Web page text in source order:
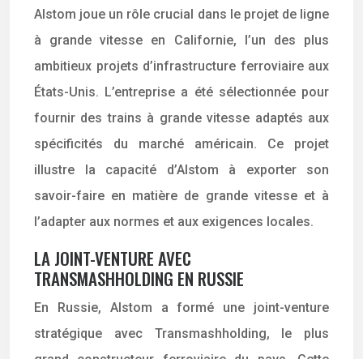
Alstom joue un rôle crucial dans le projet de ligne
à grande vitesse en Californie, l’un des plus
ambitieux projets d’infrastructure ferroviaire aux
États-Unis. L’entreprise a été sélectionnée pour
fournir des trains à grande vitesse adaptés aux
spécificités du marché américain. Ce projet
illustre la capacité d’Alstom à exporter son
savoir-faire en matière de grande vitesse et à
l’adapter aux normes et aux exigences locales.
LA JOINT-VENTURE AVEC
TRANSMASHHOLDING EN RUSSIE
En Russie, Alstom a formé une joint-venture
stratégique avec Transmashholding, le plus